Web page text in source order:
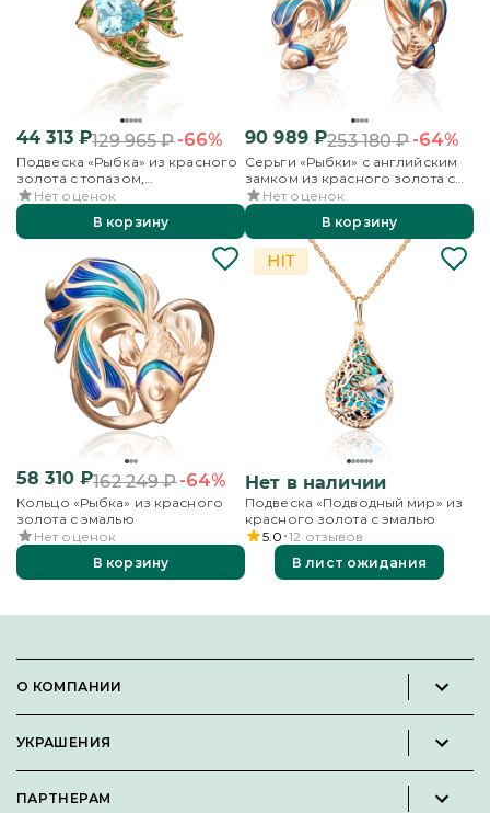
44 313₽129 965₽-66%
Подвеска «Рыбка» из красного
золота с топазом,
хромдиопсидами и эмалью
Нет оценок
В корзину
90 989₽253 180₽-64%
Серьги «Рыбки» с английским
замком из красного золота с
эмалью
Нет оценок
В корзину
58 310₽162 249₽-64%
Кольцо «Рыбка» из красного
золота с эмалью
Нет оценок
В корзину
Нет в наличии
Подвеска «Подводный мир» из
красного золота с эмалью
5.0 12 отзывов
В лист ожидания
О КОМПАНИИ
Вакансии
УКРАШЕНИЯ
Кольца
ПАРТНЕРАМ